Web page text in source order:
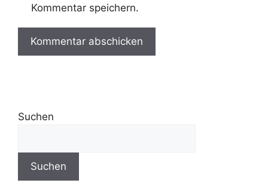
Kommentar speichern.
Suchen
Suchen